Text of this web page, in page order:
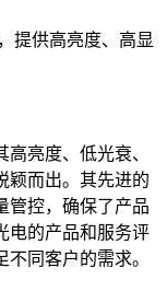
提供高亮度、高显
亮度、低光衰、
颖而出。其先进的
管控，确保了产品
电的产品和服务评
同客户的需求。